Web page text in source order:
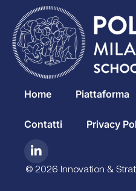
Home Piattaforma
Contatti Privacy
© 2026 Innovation &